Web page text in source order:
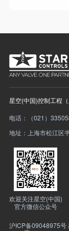
星空(中国)控制工程
电话：（021）
地址：上海市松江区
欢迎关注星空(中国)
官方微信公众号
沪ICP备09048975号